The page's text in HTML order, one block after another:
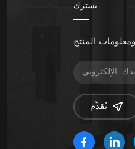
يشترك
المنتج
يُقدِّم